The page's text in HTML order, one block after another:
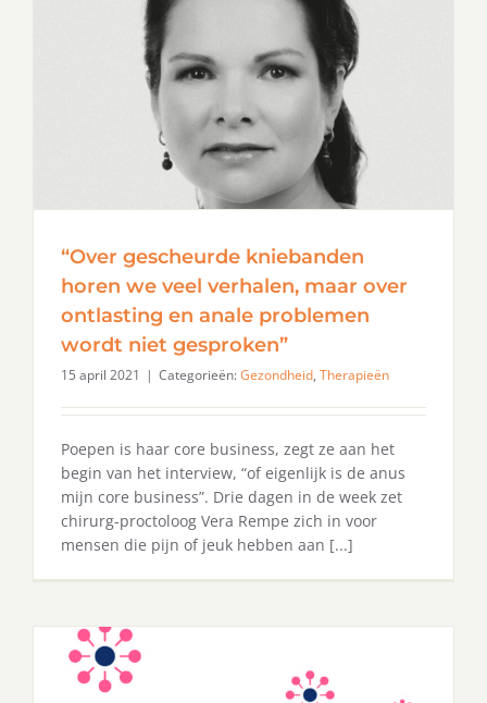
“Over gescheurde kniebanden
horen we veel verhalen, maar over
ontlasting en anale problemen
wordt niet gesproken”
15 april 2021 | Categorieën:Gezondheid, Therapieën
Poepen is haar core business, zegt ze aan het
begin van het interview, “of eigenlijk is de anus
mijn core business”. Drie dagen in de week zet
chirurg-proctoloog Vera Rempe zich in voor
mensen die pijn of jeuk hebben aan [...]